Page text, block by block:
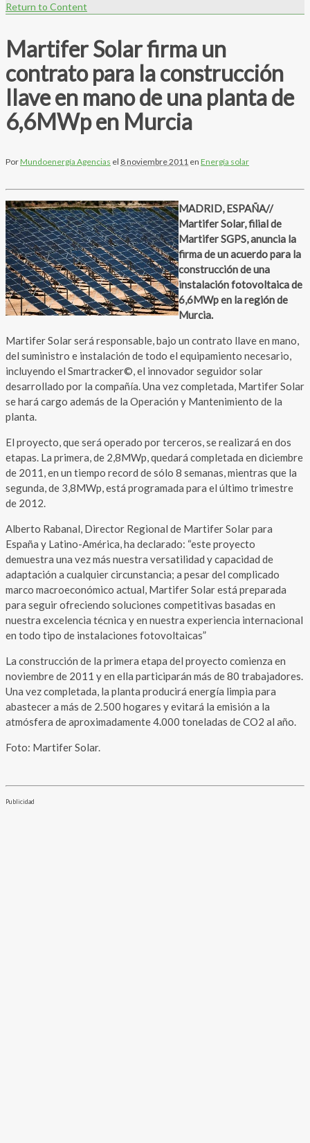
Return to Content
Martifer Solar firma un
contrato para la construcción
llave en mano de una planta de
6,6MWp en Murcia
PorMundoenergía Agencias el 8 noviembre 2011 en Energía solar
MADRID, ESPAÑA//
Martifer Solar, filial de
Martifer SGPS, anuncia la
firma de un acuerdo para la
construcción de una
instalación fotovoltaica de
6,6MWp en la región de
Murcia.
Martifer Solar será responsable, bajo un contrato llave en mano,
del suministro e instalación de todo el equipamiento necesario,
incluyendo el Smartracker©, el innovador seguidor solar
desarrollado por la compañía. Una vez completada, Martifer Solar
se hará cargo además de la Operación y Mantenimiento de la
planta.
El proyecto, que será operado por terceros, se realizará en dos
etapas. La primera, de 2,8MWp, quedará completada en diciembre
de 2011, en un tiempo record de sólo 8 semanas, mientras que la
segunda, de 3,8MWp, está programada para el último trimestre
de 2012.
Alberto Rabanal, Director Regional de Martifer Solar para
España y Latino-América, ha declarado: “este proyecto
demuestra una vez más nuestra versatilidad y capacidad de
adaptación a cualquier circunstancia; a pesar del complicado
marco macroeconómico actual, Martifer Solar está preparada
para seguir ofreciendo soluciones competitivas basadas en
nuestra excelencia técnica y en nuestra experiencia internacional
en todo tipo de instalaciones fotovoltaicas”
La construcción de la primera etapa del proyecto comienza en
noviembre de 2011 y en ella participarán más de 80 trabajadores.
Una vez completada, la planta producirá energía limpia para
abastecer a más de 2.500 hogares y evitará la emisión a la
atmósfera de aproximadamente 4.000 toneladas de CO2 al año.
Foto: Martifer Solar.
Publicidad